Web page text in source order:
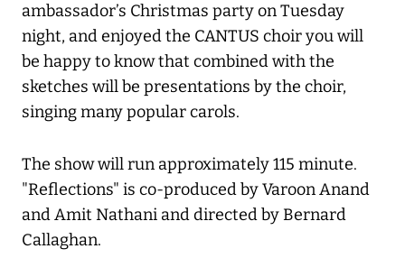
ambassador’s Christmas party on Tuesday
night, and enjoyed the CANTUS choir you will
be happy to know that combined with the
sketches will be presentations by the choir,
singing many popular carols.
The show will run approximately 115 minute.
"Reflections" is co-produced by Varoon Anand
and Amit Nathani and directed by Bernard
Callaghan.